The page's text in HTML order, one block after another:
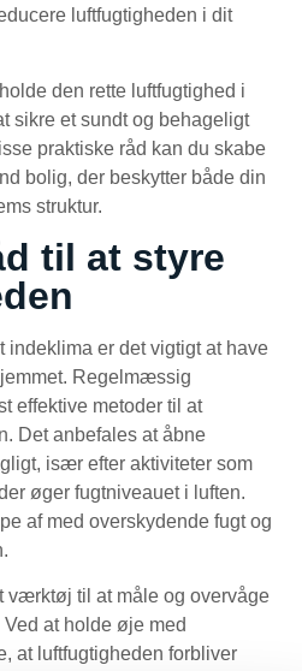
luftfugtigheden i dit
den rette luftfugtighed i
sikre et sundt og behageligt
praktiske råd kan du skabe
bolig, der beskytter både din
struktur.
til at styre
indeklima er det vigtigt at have
Regelmæssig
effektive metoder til at
Det anbefales at åbne
især efter aktiviteter som
øger fugtniveauet i luften.
af med overskydende fugt og
værktøj til at måle og overvåge
at holde øje med
at luftfugtigheden forbliver